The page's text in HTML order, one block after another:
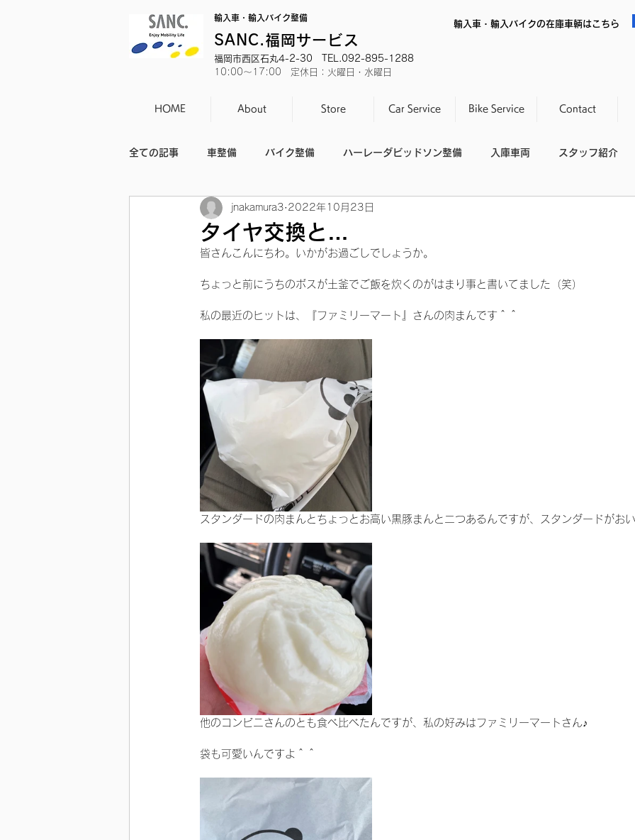
輸入車・輸入バイク整備
SANC.福岡サービス
輸入車・輸入バイクの在庫車輌はこちら
福岡市西区石丸4-2-30 TEL.092-895-1288
10:00～17:00 定休日：火曜日・水曜日
HOME About Store Car Service Bike Service Contact
全ての記事 車整備 バイク整備 ハーレーダビッドソン整備 入庫車両 スタッフ紹介
バイクのニュース 日常 スタッフの休日
タイヤ交換と…
jnakamura3 2022年10月23日
皆さんこんにちわ。いかがお過ごしでしょうか。
ちょっと前にうちのボスが土釜でご飯を炊くのがはまり事と書いてました（笑）
私の最近のヒットは、『ファミリーマート』さんの肉まんです＾＾
スタンダードの肉まんとちょっとお高い黒豚まんと二つあるんですが、スタンダードがお
他のコンビニさんのとも食べ比べたんですが、私の好みはファミリーマートさん♪
袋も可愛いんですよ＾＾